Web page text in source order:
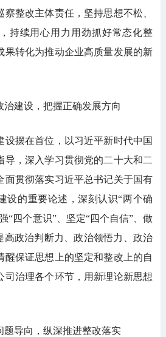
整改主体责任，坚持思想不松、
持续用心用力用劲抓好常态化整
果转化为推动企业高质量发展的新
建设，把握正确发展方向
摆在首位，以习近平新时代中国
导，深入学习贯彻党的二十大和二
面贯彻落实习近平总书记关于国有
设的重要论述，深刻认识“两个确
“四个意识”、坚定“四个自信”、做
高政治判断力、政治领悟力、政治
醒保证思想上的坚定和整改上的自
司治理各个环节，用新理论新思想
导向，纵深推进整改落实